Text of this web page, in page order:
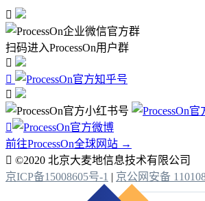

扫码进入ProcessOn用户群




前往ProcessOn全球网站 →
 ©2020 北京大麦地信息技术有限公司
京ICP备15008605号-1 | 京公网安备